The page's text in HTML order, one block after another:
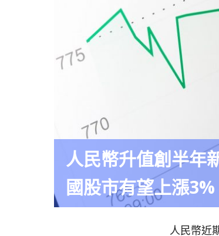
人民幣升值創半年
國股市有望上漲3%
人民幣近